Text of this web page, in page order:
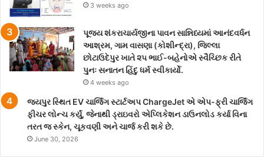
3 weeks ago
પૂજ્ય શંકરાચાર્યજીના પાવન સાન્નિધ્યમાં આનંદવર્ધન
આશ્રમ, ગામ વાસણા (કોશીન્દ્રા), જિલ્લા
છોટાઉદેપુર ખાતે ૨૫ ભાઈ-બહેનોએ સ્વૈચ્છિક રીતે
પુનઃ સનાતન હિંદુ ધર્મ સ્વીકાર્યો.
4 weeks ago
જયપુર સ્થિત EV ચાર્જિંગ સ્ટાર્ટઅપ ChargeJet એ એપ-ફ્રી ચાર્જિંગ
ફીચર લોન્ચ કર્યું, જેનાથી ડ્રાઇવરો એપ્લિકેશન ડાઉનલોડ કર્યા વિના
તરત જ સ્કેન, ચૂકવણી અને ચાર્જ કરી શકે છે.
June 30, 2026